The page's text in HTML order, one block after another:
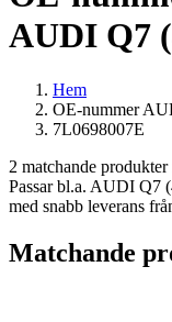
AUDI Q7
Hem
OE-nummer
7L0698007E
2 matchande
Passar bl.a. AUDI Q7
med snabb leverans
Matchande